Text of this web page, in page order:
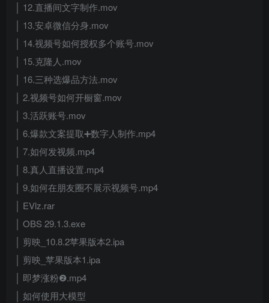
│ 12.直播间文字制作.mov
│ 13.安卓微信分身.mov
│ 14.视频号如何授权多个账号.mov
│ 15.克隆人.mov
│ 16.三种选爆品方法.mov
│ 2.视频号如何开橱窗.mov
│ 3.活跃账号.mov
│ 6.爆款文案提取➕数字人制作.mp4
│ 7.如何发视频.mp4
│ 8.真人直播设置.mp4
│ 9.如何在朋友圈不展示视频号.mp4
│ EVlz.rar
│ OBS 29.1.3.exe
│ 剪映_10.8.2苹果版本2.ipa
│ 剪映_苹果版本1.ipa
│ 即梦涨粉❷.mp4
│ 如何使用大模型